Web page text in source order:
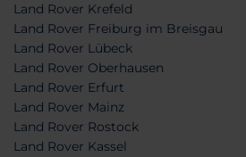
Land Rover Krefeld
Land Rover Freiburg im Breisgau
Land Rover Lübeck
Land Rover Oberhausen
Land Rover Erfurt
Land Rover Mainz
Land Rover Rostock
Land Rover Kassel